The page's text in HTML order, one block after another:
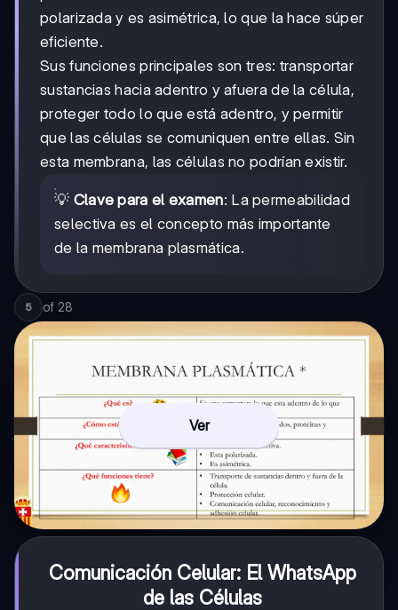
polarizada y es asimétrica, lo que la hace súper
eficiente.
Sus funciones principales son tres: transportar
sustancias hacia adentro y afuera de la célula,
proteger todo lo que está adentro, y permitir
que las células se comuniquen entre ellas. Sin
esta membrana, las células no podrían existir.
💡 Clave para el examen: La permeabilidad
selectiva es el concepto más importante
de la membrana plasmática.
5 of 28
Ver
Comunicación Celular: El WhatsApp
de las Células